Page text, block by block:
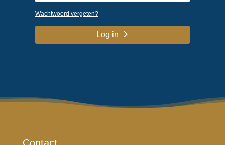
Wachtwoord vergeten?
Log in